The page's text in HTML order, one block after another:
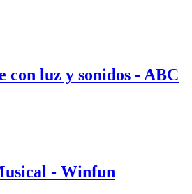
con luz y sonidos - ABC
- Winfun